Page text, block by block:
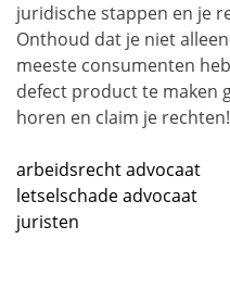
juridische stappen en je
Onthoud dat je niet
meeste consumenten
defect product te maken
horen en claim je rechten!
arbeidsrecht advocaat
letselschade advocaat
juristen